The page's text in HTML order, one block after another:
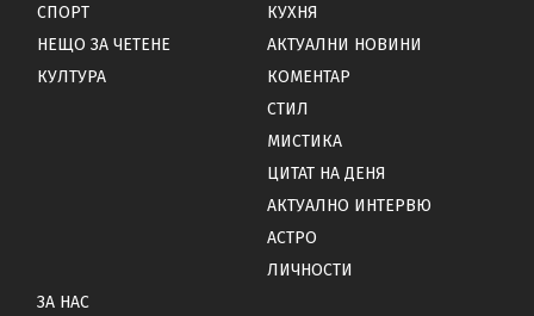
СПОРТ
НЕЩО ЗА ЧЕТЕНЕ
КУЛТУРА
КУХНЯ
АКТУАЛНИ НОВИНИ
КОМЕНТАР
СТИЛ
МИСТИКА
ЦИТАТ НА ДЕНЯ
АКТУАЛНО ИНТЕРВЮ
АСТРО
ЛИЧНОСТИ
ЗА НАС